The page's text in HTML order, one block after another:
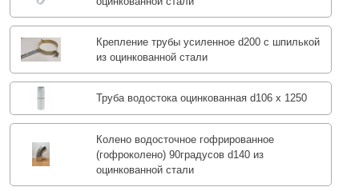
Крепление трубы усиленное d200 с шпилькой
из оцинкованной стали
Труба водостока оцинкованная d106 х 1250
Колено водосточное гофрированное
(гофроколено) 90градусов d140 из
оцинкованной стали